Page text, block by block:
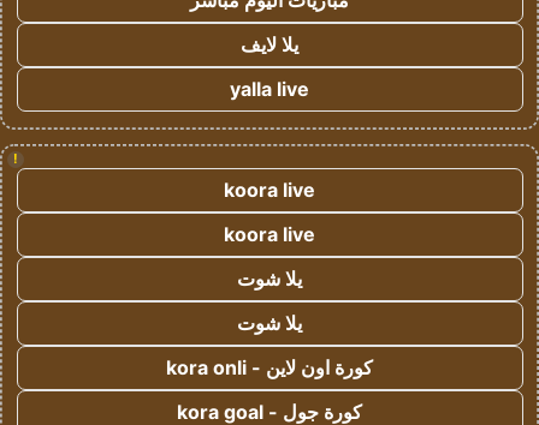
يلا لايف
yalla live
!
koora live
koora live
يلا شوت
يلا شوت
كورة اون لاين - kora onli
كورة جول - kora goal